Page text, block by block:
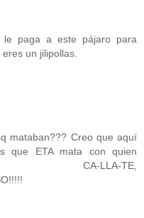
paga a este pájaro para
un jilipollas.
mataban??? Creo que aquí
que ETA mata con quien
CA-LLA-TE,